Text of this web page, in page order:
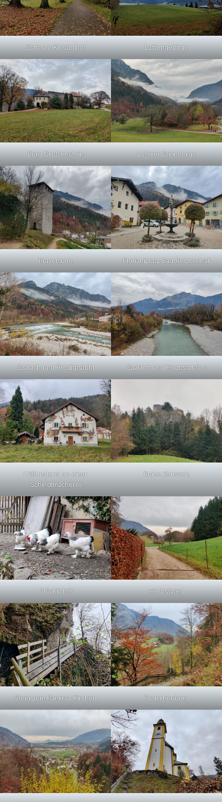
Start am Klosterhof Lattengebirge
Burg Gruttenstein Loferer Steinberge
Pulverturm Florianiplatz Bad Reichenhall
Saalach und Predigtstuhl Saalach und Hochstaufen
Lüftlmalerei an einer
Schindlmacherei
Ruine Karlstein
Glücklich?! Herbstweg
Steig zum Pankraz Kircherl Fuderheuberg